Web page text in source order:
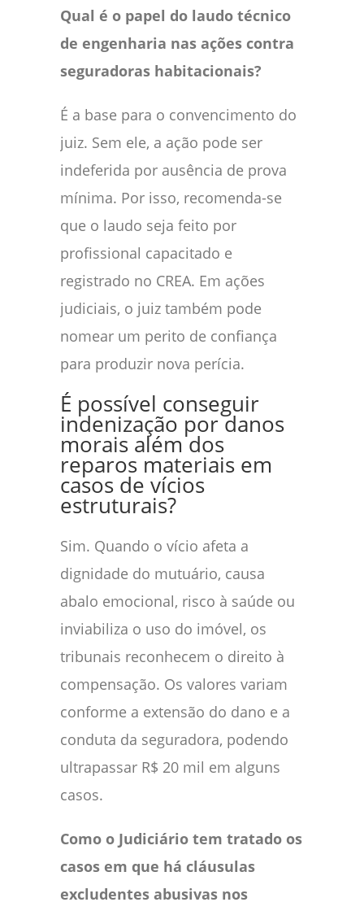
Qual é o papel do laudo técnico
de engenharia nas ações contra
seguradoras habitacionais?
É a base para o convencimento do
juiz. Sem ele, a ação pode ser
indeferida por ausência de prova
mínima. Por isso, recomenda-se
que o laudo seja feito por
profissional capacitado e
registrado no CREA. Em ações
judiciais, o juiz também pode
nomear um perito de confiança
para produzir nova perícia.
É possível conseguir
indenização por danos
morais além dos
reparos materiais em
casos de vícios
estruturais?
Sim. Quando o vício afeta a
dignidade do mutuário, causa
abalo emocional, risco à saúde ou
inviabiliza o uso do imóvel, os
tribunais reconhecem o direito à
compensação. Os valores variam
conforme a extensão do dano e a
conduta da seguradora, podendo
ultrapassar R$ 20 mil em alguns
casos.
Como o Judiciário tem tratado os
casos em que há cláusulas
excludentes abusivas nos